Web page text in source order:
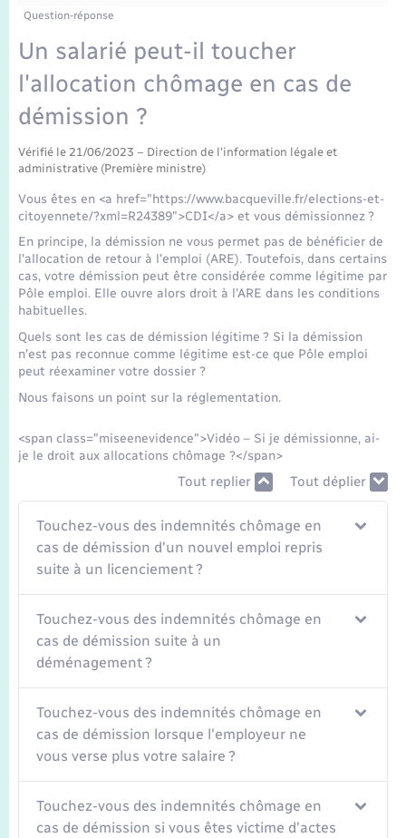
Etat-civil - Papiers - Citoyenneté
Mariage – PACS
Parrainage civil
Recensement
Logement - Urbanisme
Loisirs
Nouvel habitant
Numérique
Organisation d’événement
Sécurité - Prévention
Transports
Transports scolaires
Voirie et espace public
Travaux - Autorisation d’occupation de l’espace
Compétences
Plan interactif
Présentation de la commune
Publications
La Communauté de communes
Question-réponse
Un salarié peut-il toucher
l'allocation chômage en cas de
démission ?
Vérifié le 21/06/2023 – Direction de l'information légale et
administrative (Première ministre)
Vous êtes en <a href="https://www.bacqueville.fr/elections-et-
citoyennete/?xml=R24389">CDI</a> et vous démissionnez ?
En principe, la démission ne vous permet pas de bénéficier de
l'allocation de retour à l'emploi (ARE). Toutefois, dans certains
cas, votre démission peut être considérée comme légitime par
Pôle emploi. Elle ouvre alors droit à l'ARE dans les conditions
habituelles.
Quels sont les cas de démission légitime ? Si la démission
n'est pas reconnue comme légitime est-ce que Pôle emploi
peut réexaminer votre dossier ?
Nous faisons un point sur la réglementation.
<span class="miseenevidence">Vidéo – Si je démissionne, ai-
je le droit aux allocations chômage ?</span>
Tout replier Tout déplier
Touchez-vous des indemnités chômage en
cas de démission d'un nouvel emploi repris
suite à un licenciement ?
Touchez-vous des indemnités chômage en
cas de démission suite à un
déménagement ?
Touchez-vous des indemnités chômage en
cas de démission lorsque l'employeur ne
vous verse plus votre salaire ?
Touchez-vous des indemnités chômage en
cas de démission si vous êtes victime d'actes